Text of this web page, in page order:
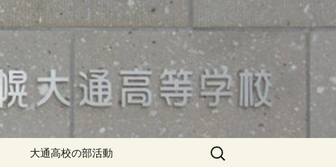
大通高校の部活動
検
索: